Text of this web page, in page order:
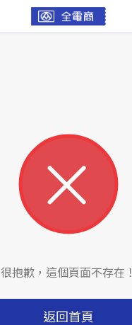
很抱歉，這個頁面不存在！
返回首頁